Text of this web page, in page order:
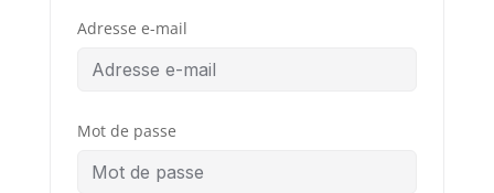
Adresse e-mail
Mot de passe